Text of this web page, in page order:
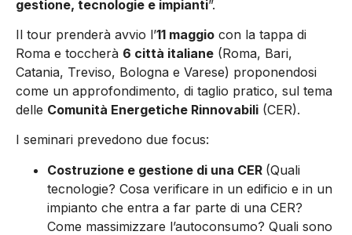
gestione, tecnologie e impianti”.
Il tour prenderà avvio l’11 maggio con la tappa di
Roma e toccherà 6 città italiane (Roma, Bari,
Catania, Treviso, Bologna e Varese) proponendosi
come un approfondimento, di taglio pratico, sul tema
delle Comunità Energetiche Rinnovabili (CER).
I seminari prevedono due focus:
Costruzione e gestione di una CER (Quali
tecnologie? Cosa verificare in un edificio e in un
impianto che entra a far parte di una CER?
Come massimizzare l’autoconsumo? Quali sono